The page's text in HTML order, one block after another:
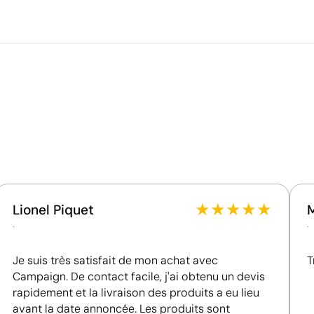
Volume de la boîte extérieure
Bronze, se situant parmi les 35 % des meilleures
entreprises en matière de performance ESG.
Lionel Piquet
.
★★★★★
Je suis très satisfait de mon achat avec
Campaign. De contact facile, j'ai obtenu un devis
rapidement et la livraison des produits a eu lieu
avant la date annoncée. Les produits sont
.